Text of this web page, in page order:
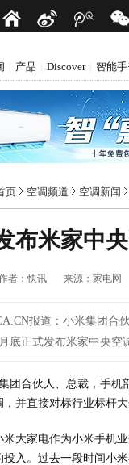
产品 Discover 智能
页 空调频道 空调新闻
布米家中
者：快讯 来源： 家电网
报道： 小米集团合
底正式发布米家中央空
团合伙人、总裁，手
并直接对标行业标杆大
米大家电作为小米手机
入。过去一段时间小